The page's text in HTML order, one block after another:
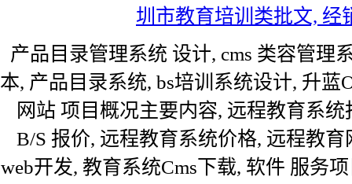
圳市教育培训类批文, 经
产品目录管理系统 设计, cms 类容管理
本, 产品目录系统, bs培训系统设计, 升
网站 项目概况主要内容, 远程教育系
B/S 报价, 远程教育系统价格, 远程教
web开发, 教育系统Cms下载, 软件 服务